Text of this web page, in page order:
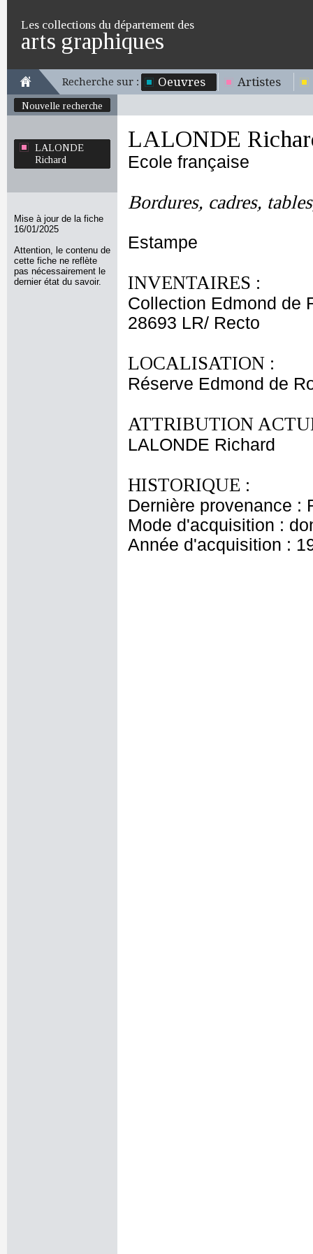
Les collections du département des
arts graphiques
Recherche sur : Oeuvres Artistes
Nouvelle recherche
LALONDE
Richard
Mise à jour de la fiche
16/01/2025
Attention, le contenu de
cette fiche ne reflète
pas nécessairement le
dernier état du savoir.
LALONDE
Ecole française
Bordures, cadres,
Estampe
INVENTAIRES :
Collection Edmond de
28693 LR/ Recto
LOCALISATION :
Réserve Edmond de
ATTRIBUTION
LALONDE Richard
HISTORIQUE :
Dernière provenance :
Mode d'acquisition :
Année d'acquisition :